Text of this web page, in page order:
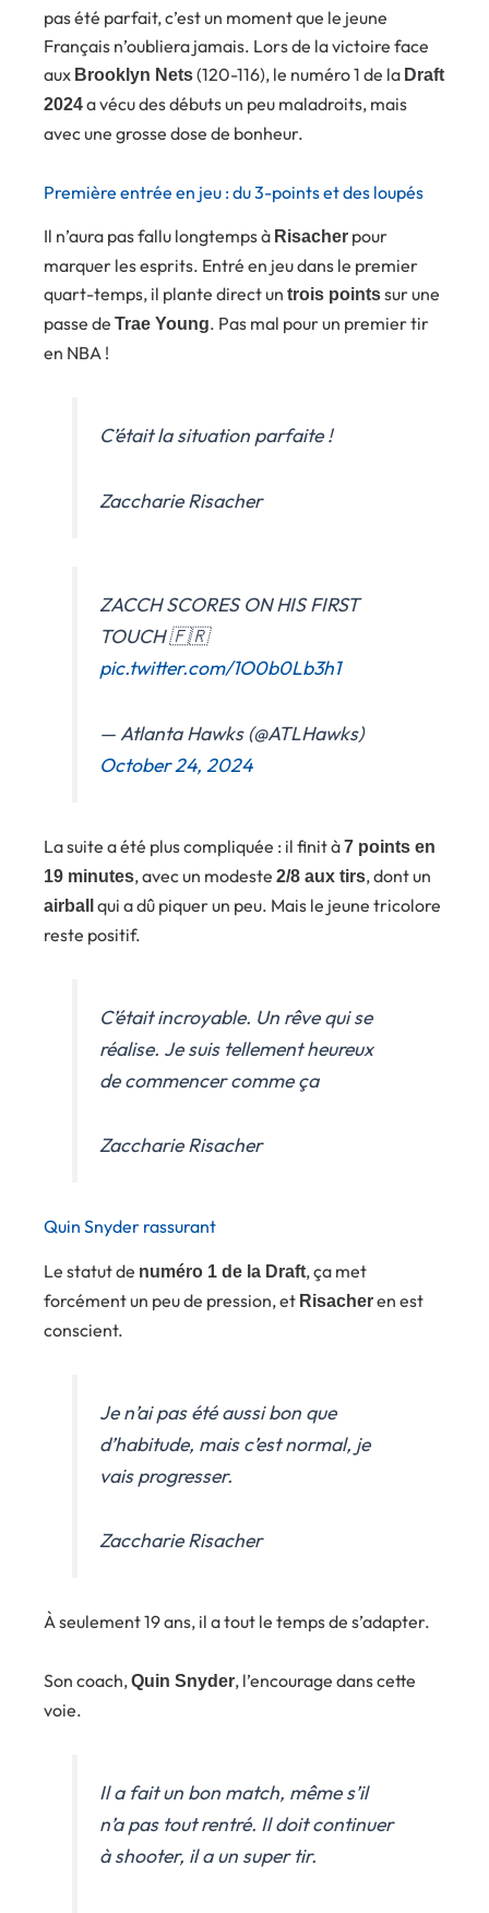
pas été parfait, c’est un moment que le jeune
Français n’oubliera jamais. Lors de la victoire face
aux Brooklyn Nets(120-116), le numéro 1 de la Draft
2024a vécu des débuts un peu maladroits, mais
avec une grosse dose de bonheur.
Première entrée en jeu : du 3-points et des loupés
Il n’aura pas fallu longtemps à Risacher pour
marquer les esprits. Entré en jeu dans le premier
quart-temps, il plante direct un trois pointssur une
passe de Trae Young. Pas mal pour un premier tir
en NBA !
C’était la situation parfaite !
Zaccharie Risacher
ZACCH SCORES ON HIS FIRST
TOUCH 🇫🇷
pic.twitter.com/1O0b0Lb3h1
— Atlanta Hawks (@ATLHawks)
October 24, 2024
La suite a été plus compliquée : il finit à7 points en
19 minutes, avec un modeste 2/8 aux tirs, dont un
airball
qui a dû piquer un peu. Mais le jeune tricolore
reste positif.
C’était incroyable. Un rêve qui se
réalise. Je suis tellement heureux
de commencer comme ça
Zaccharie Risacher
Quin Snyder rassurant
Le statut de numéro 1 de la Draft, ça met
forcément un peu de pression, et Risacheren est
conscient.
Je n’ai pas été aussi bon que
d’habitude, mais c’est normal, je
vais progresser.
Zaccharie Risacher
À seulement 19 ans, il a tout le temps de s’adapter.
Son coach,Quin Snyder, l’encourage dans cette
voie.
Il a fait un bon match, même s’il
n’a pas tout rentré. Il doit continuer
à shooter, il a un super tir.